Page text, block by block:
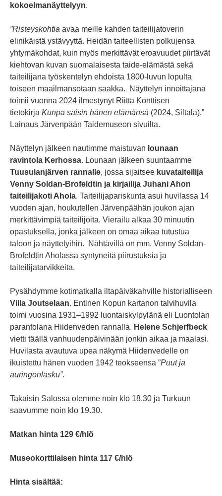
kokoelmanäyttelyyn.
”Risteyskohtia avaa meille kahden taiteilijatoverin
elinikäistä ystävyyttä. Heidän taiteellisten polkujensa
yhtymäkohdat, kuin myös merkittävät eroavuudet piirtävät
kiehtovan kuvan suomalaisesta taide-elämästä sekä
taiteilijana työskentelyn ehdoista 1800-luvun lopulta
toiseen maailmansotaan saakka. Näyttelyn innoittajana
toimii vuonna 2024 ilmestynyt Riitta Konttisen
tietokirja Kunpa saisin hänen elämänsä (2024, Siltala).”
Lainaus Järvenpään Taidemuseon sivuilta.
Näyttelyn jälkeen nautimme maistuvan lounaan
ravintola Kerhossa. Lounaan jälkeen suuntaamme
Tuusulanjärven rannalle, jossa sijaitsee kuvataiteilija
Venny Soldan-Brofeldtin ja kirjailija Juhani Ahon
taiteilijakoti Ahola. Taiteilijapariskunta asui huvilassa 14
vuoden ajan, houkutellen Järvenpäähän joukon ajan
merkittävimpiä taiteilijoita. Vierailu alkaa 30 minuutin
opastuksella, jonka jälkeen on omaa aikaa tutustua
taloon ja näyttelyihin. Nähtävillä on mm. Venny Soldan-
Brofeldtin Aholassa syntyneitä piirustuksia ja
taiteilijatarvikkeita.
Pysähdymme kotimatkalla iltapäiväkahville historialliseen
Villa Joutselaan. Entinen Kopun kartanon talvihuvila
toimi vuosina 1931–1992 luontaiskylpylänä eli Luontolan
parantolana Hiidenveden rannalla. Helene Schjerfbeck
vietti täällä vanhuudenpäivinään jonkin aikaa ja maalasi.
Huvilasta avautuva upea näkymä Hiidenvedelle on
ikuistettu hänen vuoden 1942 teokseensa ”Puut ja
auringonlasku”.
Takaisin Salossa olemme noin klo 18.30 ja Turkuun
saavumme noin klo 19.30.
Matkan hinta 129 €/hlö
Museokorttilaisen hinta 117 €/hlö
Hinta sisältää: